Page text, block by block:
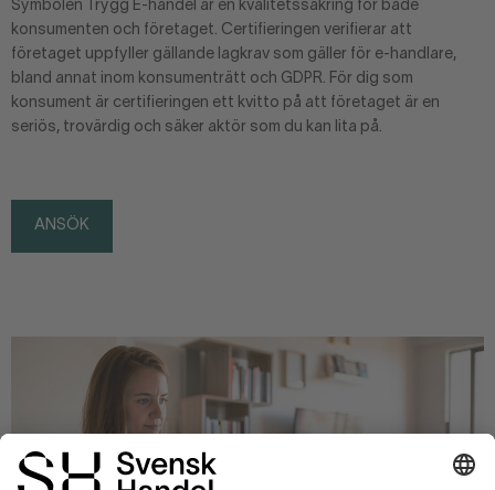
Symbolen Trygg E-handel är en kvalitetssäkring för både
konsumenten och företaget. Certifieringen verifierar att
företaget uppfyller gällande lagkrav som gäller för e-handlare,
bland annat inom konsumenträtt och GDPR. För dig som
konsument är certifieringen ett kvitto på att företaget är en
seriös, trovärdig och säker aktör som du kan lita på.
ANSÖK